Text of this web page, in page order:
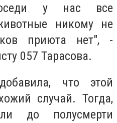
у нас все
никому не
приюта нет", -
057 Тарасова.
что этой
случай. Тогда,
до полусмерти